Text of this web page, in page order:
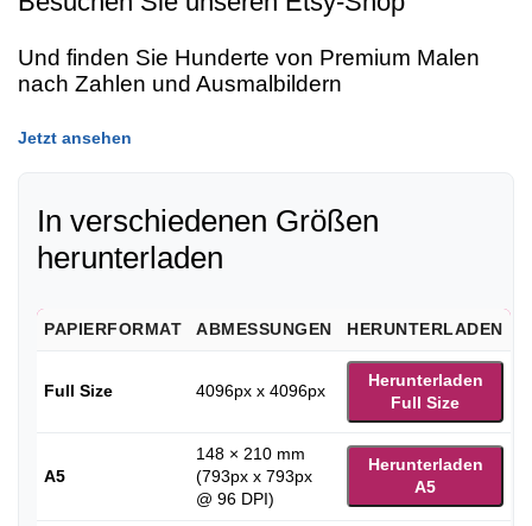
Und finden Sie Hunderte von Premium Malen
nach Zahlen und Ausmalbildern
Jetzt ansehen
In verschiedenen Größen
herunterladen
PAPIERFORMAT ABMESSUNGEN HERUNTERLADEN
Full Size 4096px x 4096px
Herunterladen
Full Size
A5
148 × 210 mm
(793px x 793px
@ 96 DPI)
Herunterladen
A5